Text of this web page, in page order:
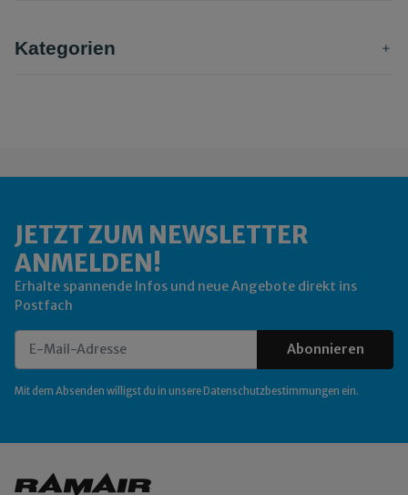
Kategorien
JETZT ZUM NEWSLETTER
ANMELDEN!
Erhalte spannende Infos und neue Angebote direkt ins
Postfach
Abonnieren
Mit dem Absenden willigst du in unsere Datenschutzbestimmungen ein.